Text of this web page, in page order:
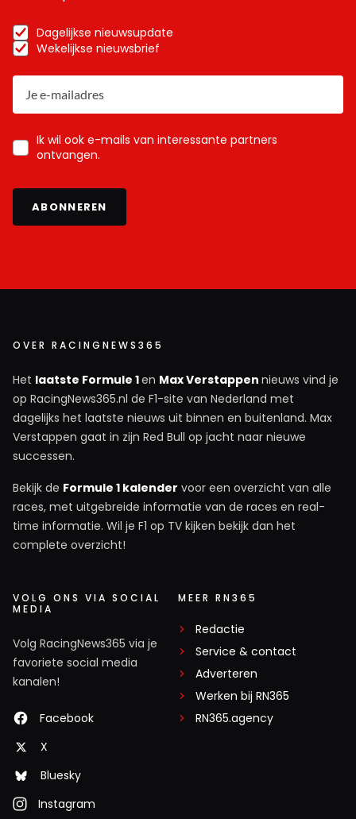
Dagelijkse nieuwsupdate
Wekelijkse nieuwsbrief
Ik wil ook e-mails van interessante partners
ontvangen.
ABONNEREN
OVER RACINGNEWS365
Het laatste Formule 1en Max Verstappen nieuws vind je
op RacingNews365.nl de F1-site van Nederland met
dagelijks het laatste nieuws uit binnen en buitenland. Max
Verstappen gaat in zijn Red Bull op jacht naar nieuwe
successen.
Bekijk de Formule 1 kalender voor een overzicht van alle
races, met uitgebreide informatie van de races en real-
time informatie. Wil je F1 op TV kijken bekijk dan het
complete overzicht!
VOLG ONS VIA SOCIAL
MEDIA
Volg RacingNews365 via je
favoriete social media
kanalen!
Facebook
X
Bluesky
Instagram
MEER RN365
Redactie
Service & contact
Adverteren
Werken bij RN365
RN365.agency